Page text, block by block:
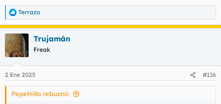
R
e
a
c
c
i
e
s
Terrazo
Trujamán
Freak
2 Ene 2025 #116
PepeHillo rebuznó: